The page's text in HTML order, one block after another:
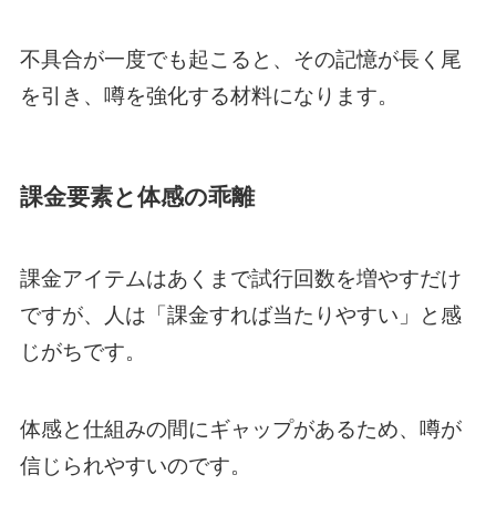
不具合が一度でも起こると、その記憶が長く尾
を引き、噂を強化する材料になります。
課金要素と体感の乖離
課金アイテムはあくまで試行回数を増やすだけ
ですが、人は「課金すれば当たりやすい」と感
じがちです。
体感と仕組みの間にギャップがあるため、噂が
信じられやすいのです。